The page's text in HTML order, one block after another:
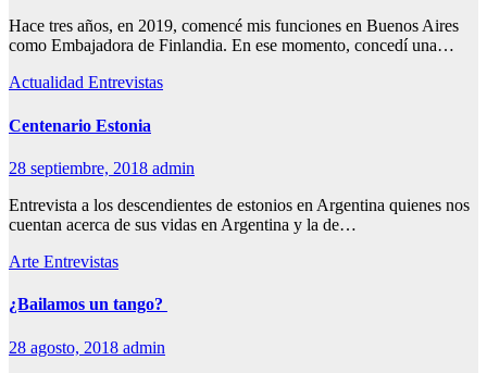
Hace tres años, en 2019, comencé mis funciones en Buenos Aires
como Embajadora de Finlandia. En ese momento, concedí una…
Actualidad Entrevistas
Centenario Estonia
28 septiembre, 2018 admin
Entrevista a los descendientes de estonios en Argentina quienes nos
cuentan acerca de sus vidas en Argentina y la de…
Arte Entrevistas
¿Bailamos un tango? ​
28 agosto, 2018 admin